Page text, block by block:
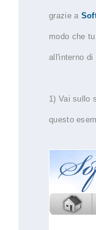
grazie a
modo che
all'interno di
1) Vai sullo
questo